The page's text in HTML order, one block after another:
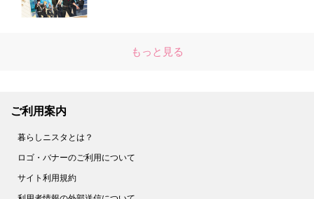
もっと見る
ご利用案内
暮らしニスタとは？
ロゴ・バナーのご利用について
サイト利用規約